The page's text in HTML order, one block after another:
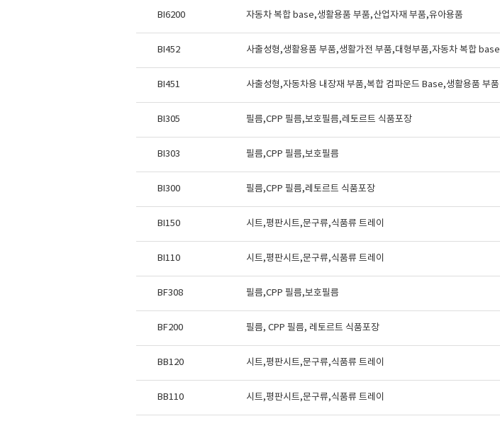
BI6200 자동차 복합 base,생활용품 부품,산업자재 부품,유아용품
BI452 사출성형,생활용품 부품,생활가전 부품,대형부품,자동차 복합 base
BI451 사출성형,자동차용 내장재 부품,복합 컴파운드 Base,생활용품 부품
BI305 필름,CPP 필름,보호필름,레토르트 식품포장
BI303 필름,CPP 필름,보호필름
BI300 필름,CPP 필름,레토르트 식품포장
BI150 시트,평판시트,문구류,식품류 트레이
BI110 시트,평판시트,문구류,식품류 트레이
BF308 필름,CPP 필름,보호필름
BF200 필름, CPP 필름, 레토르트 식품포장
BB120 시트,평판시트,문구류,식품류 트레이
BB110 시트,평판시트,문구류,식품류 트레이